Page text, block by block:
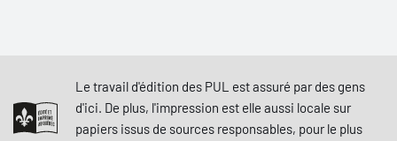
Le travail d'édition des PUL est assuré par des gens
d'ici. De plus, l'impression est elle aussi locale sur
papiers issus de sources responsables, pour le plus